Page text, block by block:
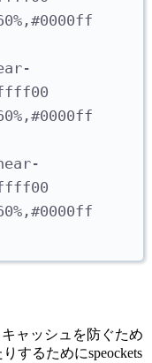
,#0000ff
,#0000ff
,#0000ff
ャッシュを防ぐため
するためにspeockets